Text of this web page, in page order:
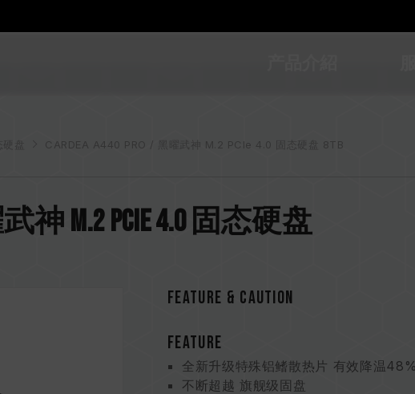
盘 CARDEA A440 PRO / 黑曜武神 M.2 PCIe 4.0 固态硬盘 8TB
武神 M.2 PCIe 4.0 固态硬盘
Feature & CAUTION
FEATURE
全新升级特殊铝鳍散热片 有效降温
不断超越 旗舰级固盘